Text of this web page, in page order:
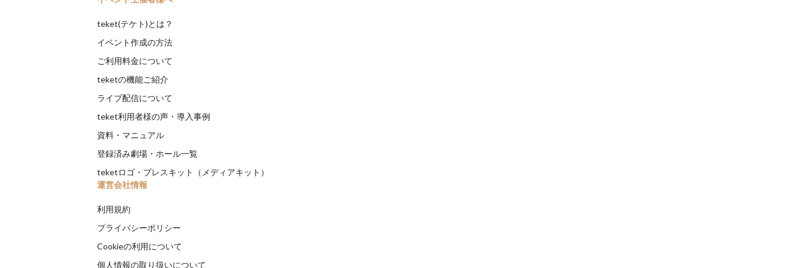
teket(テケト)とは？
イベント作成の方法
ご利用料金について
teketの機能ご紹介
ライブ配信について
teket利用者様の声・導入事例
資料・マニュアル
登録済み劇場・ホール一覧
teketロゴ・プレスキット（メディアキット）
運営会社情報
利用規約
プライバシーポリシー
Cookieの利用について
個人情報の取り扱いについて